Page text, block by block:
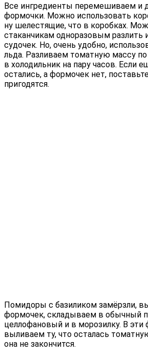
Все ингредиенты перемешиваем и
формочки. Можно использовать
ну шелестящие, что в коробках.
стаканчикам одноразовым разлить
судочек. Но, очень удобно,
льда. Разливаем томатную массу
в холодильник на пару часов. Если
остались, а формочек нет,
пригодятся.
Помидоры с базиликом замёрзли,
формочек, складываем в обычный
целлофановый и в морозилку. В
выливаем ту, что осталась
она не закончится.